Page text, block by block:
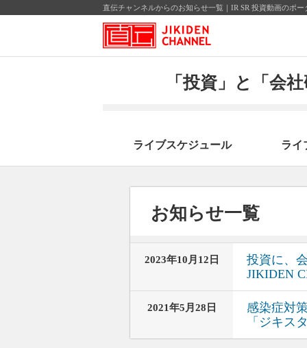
直伝チャンネルからのお知らせ一覧｜IR SR 投資動画のポ
「投資」と「会
ライブスケジュール ライ
お知らせ一覧
2023年10月12日
投資に、
JIKIDEN
2021年5月28日
感染症対
「ジキス